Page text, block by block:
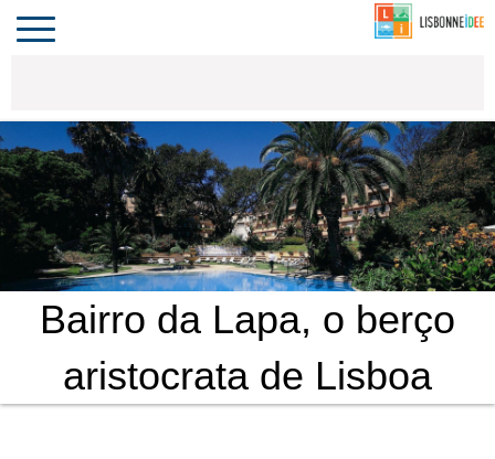
PORTUGAL
Toggle
navigation
Bairro da Lapa, o berço
aristocrata de Lisboa